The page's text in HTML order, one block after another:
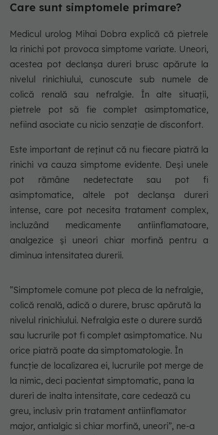
Care sunt simptomele primare?
Medicul urolog Mihai Dobra explică că pietrele
la rinichi pot provoca simptome variate. Uneori,
acestea pot declanșa dureri brusc apărute la
nivelul rinichiului, cunoscute sub numele de
colică renală sau nefralgie. În alte situații,
pietrele pot să fie complet asimptomatice,
nefiind asociate cu nicio senzație de disconfort.
Este important de reținut că nu fiecare piatră la
rinichi va cauza simptome evidente. Deși unele
pot rămâne nedetectate sau pot fi
asimptomatice, altele pot declanșa dureri
intense, care pot necesita tratament complex,
incluzând medicamente antiinflamatoare,
analgezice și uneori chiar morfină pentru a
diminua intensitatea durerii.
”Simptomele comune pot pleca de la nefralgie,
colică renală, adică o durere, brusc apărută la
nivelul rinichiului. Nefralgia este o durere surdă
sau lucrurile pot fi complet asimptomatice. Nu
orice piatră poate da simptomatologie. În
funcție de localizarea ei, lucrurile pot merge de
la nimic, deci pacientat simptomatic, pana la
dureri de inalta intensitate, care cedează cu
greu, inclusiv prin tratament antiinflamator
major, antialgic si chiar morfină, uneori”, ne-a